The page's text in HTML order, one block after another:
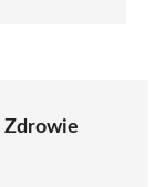
Zdrowie